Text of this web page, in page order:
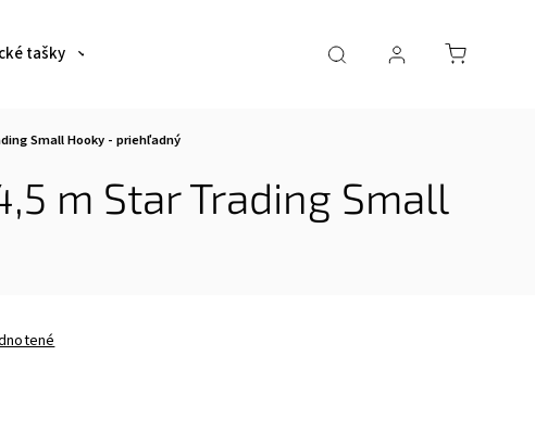
tašky Dáždniky a poncha Pre deti
Small Hooky - priehľadný
m Star Trading Small